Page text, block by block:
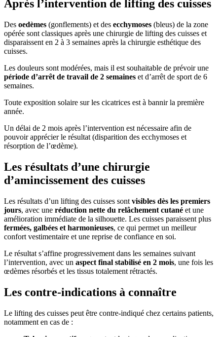
Après l’intervention de lifting des cuisses
Des oedèmes (gonflements) et des ecchymoses (bleus) de la zone
opérée sont classiques après une chirurgie de lifting des cuisses et
disparaissent en 2 à 3 semaines après la chirurgie esthétique des
cuisses.
Les douleurs sont modérées, mais il est souhaitable de prévoir une
période d’arrêt de travail de 2 semaines et d’arrêt de sport de 6
semaines.
Toute exposition solaire sur les cicatrices est à bannir la première
année.
Un délai de 2 mois après l’intervention est nécessaire afin de
pouvoir apprécier le résultat (disparition des ecchymoses et
résorption de l’œdème).
Les résultats d’une chirurgie
d’amincissement des cuisses
Les résultats d’un lifting des cuisses sont visibles dès les premiers
jours, avec une réduction nette du relâchement cutané et une
amélioration immédiate de la silhouette. Les cuisses paraissent plus
fermées, galbées et harmonieuses, ce qui permet un meilleur
confort vestimentaire et une reprise de confiance en soi.
Le résultat s’affine progressivement dans les semaines suivant
l’intervention, avec un aspect final stabilisé en 2 mois, une fois les
œdèmes résorbés et les tissus totalement rétractés.
Les contre-indications à connaître
Le lifting des cuisses peut être contre-indiqué chez certains patients,
notamment en cas de :